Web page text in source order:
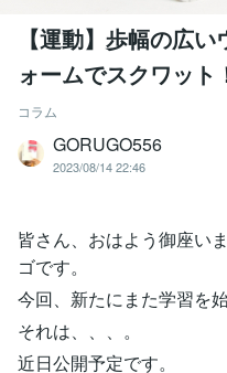
【運動】歩幅の広
ォームでスクワット
コラム
GORUGO556
2023/08/14 22:46
皆さん、おはよう御座い
ゴです。
今回、新たにまた学習を
それは、、、。
近日公開予定です。